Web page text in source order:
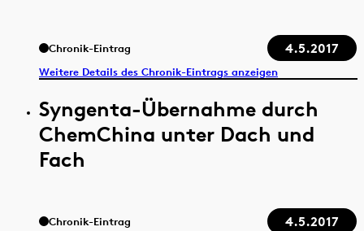
Chronik-Eintrag 4.5.2017
Weitere Details des Chronik-Eintrags anzeigen
Syngenta-Übernahme durch
ChemChina unter Dach und
Fach
Chronik-Eintrag 4.5.2017